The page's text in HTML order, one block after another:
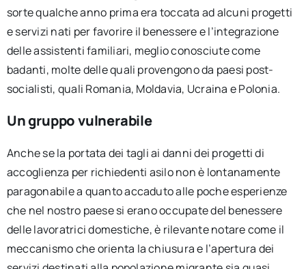
sorte qualche anno prima era toccata ad alcuni progetti
e servizi nati per favorire il benessere e l’integrazione
delle assistenti familiari, meglio conosciute come
badanti, molte delle quali provengono da paesi post-
socialisti, quali Romania, Moldavia, Ucraina e Polonia.
Un gruppo vulnerabile
Anche se la portata dei tagli ai danni dei progetti di
accoglienza per richiedenti asilo non è lontanamente
paragonabile a quanto accaduto alle poche esperienze
che nel nostro paese si erano occupate del benessere
delle lavoratrici domestiche, è rilevante notare come il
meccanismo che orienta la chiusura e l’apertura dei